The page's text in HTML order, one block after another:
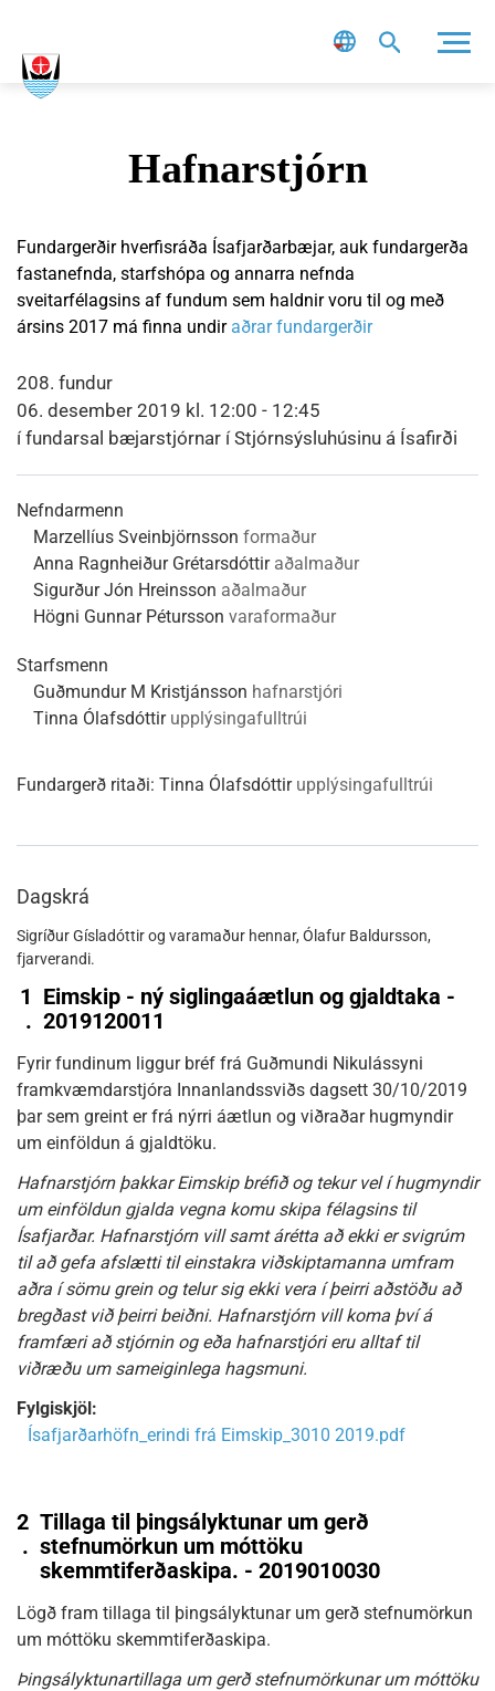
Hafnarstjórn
Fundargerðir hverfisráða Ísafjarðarbæjar, auk fundargerða
fastanefnda, starfshópa og annarra nefnda
sveitarfélagsins af fundum sem haldnir voru til og með
ársins 2017 má finna undir aðrar fundargerðir
208. fundur
06. desember 2019 kl. 12:00 - 12:45
í fundarsal bæjarstjórnar í Stjórnsýsluhúsinu á Ísafirði
Nefndarmenn
Marzellíus Sveinbjörnsson formaður
Anna Ragnheiður Grétarsdóttir aðalmaður
Sigurður Jón Hreinsson aðalmaður
Högni Gunnar Pétursson varaformaður
Starfsmenn
Guðmundur M Kristjánsson hafnarstjóri
Tinna Ólafsdóttir upplýsingafulltrúi
Fundargerð ritaði: Tinna Ólafsdóttir upplýsingafulltrúi
Dagskrá
Sigríður Gísladóttir og varamaður hennar, Ólafur Baldursson,
fjarverandi.
1
.
Eimskip - ný siglingaáætlun og gjaldtaka -
2019120011
Fyrir fundinum liggur bréf frá Guðmundi Nikulássyni
framkvæmdarstjóra Innanlandssviðs dagsett 30/10/2019
þar sem greint er frá nýrri áætlun og viðraðar hugmyndir
um einföldun á gjaldtöku.
Hafnarstjórn þakkar Eimskip bréfið og tekur vel í hugmyndir
um einföldun gjalda vegna komu skipa félagsins til
Ísafjarðar. Hafnarstjórn vill samt árétta að ekki er svigrúm
til að gefa afslætti til einstakra viðskiptamanna umfram
aðra í sömu grein og telur sig ekki vera í þeirri aðstöðu að
bregðast við þeirri beiðni. Hafnarstjórn vill koma því á
framfæri að stjórnin og eða hafnarstjóri eru alltaf til
viðræðu um sameiginlega hagsmuni.
Fylgiskjöl:
Ísafjarðarhöfn_erindi frá Eimskip_3010 2019.pdf
2
.
Tillaga til þingsályktunar um gerð
stefnumörkun um móttöku
skemmtiferðaskipa. - 2019010030
Lögð fram tillaga til þingsályktunar um gerð stefnumörkun
um móttöku skemmtiferðaskipa.
Þingsályktunartillaga um gerð stefnumörkunar um móttöku